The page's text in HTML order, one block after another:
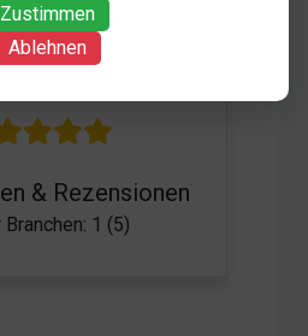
Zustimmen
Ablehnen
5/5
& Rezensionen
Branchen: 1 (5)